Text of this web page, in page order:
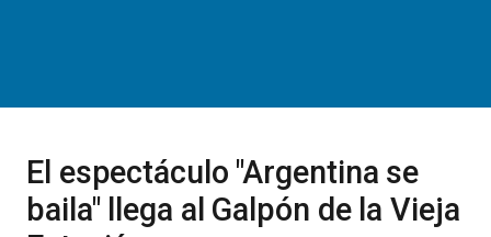
El espectáculo "Argentina se
baila" llega al Galpón de la Vieja